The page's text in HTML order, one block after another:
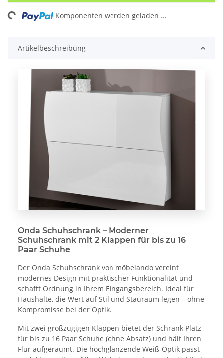
Loading... Komponenten werden geladen ...
Artikelbeschreibung
Onda Schuhschrank – Moderner
Schuhschrank mit 2 Klappen für bis zu 16
Paar Schuhe
Der Onda Schuhschrank von möbelando vereint
modernes Design mit praktischer Funktionalität und
schafft Ordnung in Ihrem Eingangsbereich. Ideal für
Haushalte, die Wert auf Stil und Stauraum legen – ohne
Kompromisse bei der Optik.
Mit zwei großzügigen Klappen bietet der Schrank Platz
für bis zu 16 Paar Schuhe (ohne Absatz) und hält Ihren
Flur aufgeräumt. Die hochglänzende Weiß-Optik passt